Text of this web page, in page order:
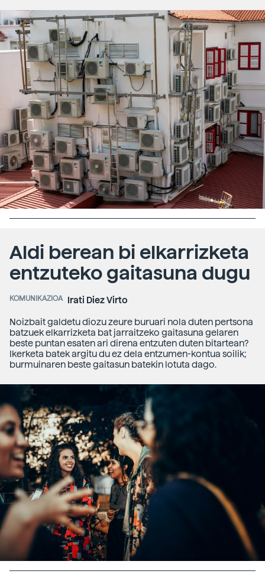
Aldi berean bi elkarrizketa
entzuteko gaitasuna dugu
KOMUNIKAZIOA Irati Diez Virto
Noizbait galdetu diozu zeure buruari nola duten pertsona
batzuek elkarrizketa bat jarraitzeko gaitasuna gelaren
beste puntan esaten ari direna entzuten duten bitartean?
Ikerketa batek argitu du ez dela entzumen-kontua soilik;
burmuinaren beste gaitasun batekin lotuta dago.